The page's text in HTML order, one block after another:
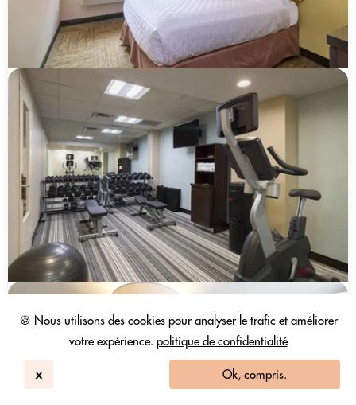
🍪 Nous utilisons des cookies pour analyser le trafic et améliorer
votre expérience. politique de confidentialité
x Ok, compris.